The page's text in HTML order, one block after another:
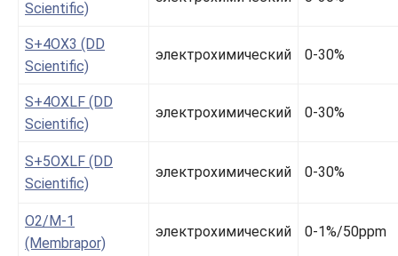
Scientific)
S+4OX3 (DD
Scientific)
электрохимический 0-30%
S+4OXLF (DD
Scientific)
электрохимический 0-30%
S+5OXLF (DD
Scientific)
электрохимический 0-30%
O2/M-1
(Membrapor)
электрохимический 0-1%/50ppm